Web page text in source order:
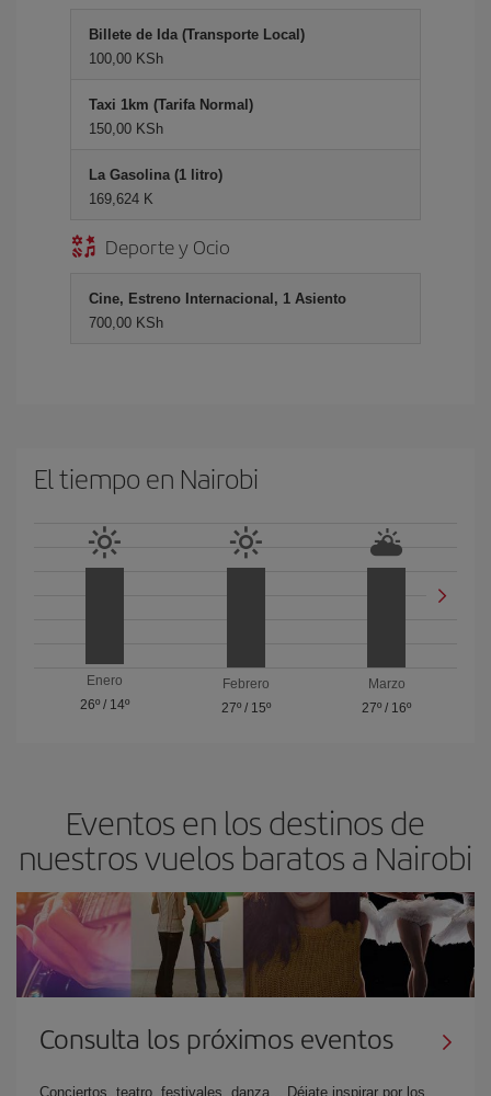
Billete de Ida (Transporte Local)
100,00 KSh
Taxi 1km (Tarifa Normal)
150,00 KSh
La Gasolina (1 litro)
169,624 K
Deporte y Ocio
Cine, Estreno Internacional, 1 Asiento
700,00 KSh
El tiempo en Nairobi
Enero
26º/ 14º
Febrero
27º/ 15º
Marzo
27º / 16º
Eventos en los destinos de
nuestros vuelos baratos a Nairobi
Consulta los próximos eventos
Conciertos, teatro, festivales, danza... Déjate inspirar por los